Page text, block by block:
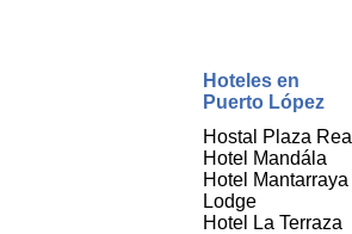
Hoteles en
Puerto López
Hostal Plaza Real
Hotel Mandála
Hotel Mantarraya
Lodge
Hotel La Terraza